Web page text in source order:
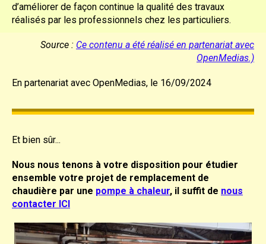
d’améliorer de façon continue la qualité des travaux
réalisés par les professionnels chez les particuliers.
Source : Ce contenu a été réalisé en partenariat avec
OpenMedias.)
En partenariat avec OpenMedias, le 16/09/2024
Et bien sûr...
Nous nous tenons à votre disposition pour étudier
ensemble votre projet de remplacement de
chaudière par une pompe à chaleur, il suffit de nous
contacter ICI